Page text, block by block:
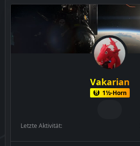
Vakarian
1½-Horn
Letzte Aktivität